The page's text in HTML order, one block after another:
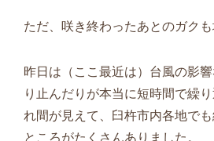
ただ、咲き終わったあとのガクも
昨日は（ここ最近は）台風の影
り止んだりが本当に短時間で繰
れ間が見えて、臼杵市内各地で
ところがたくさんありました。